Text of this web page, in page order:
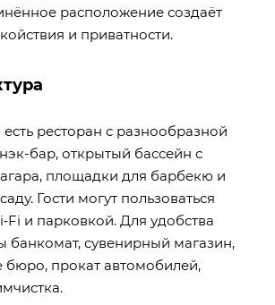
расположение создаёт
и приватности.
ресторан с разнообразной
бар, открытый бассейн с
площадки для барбекю и
Гости могут пользоваться
и парковкой. Для удобства
банкомат, сувенирный магазин,
бюро, прокат автомобилей,